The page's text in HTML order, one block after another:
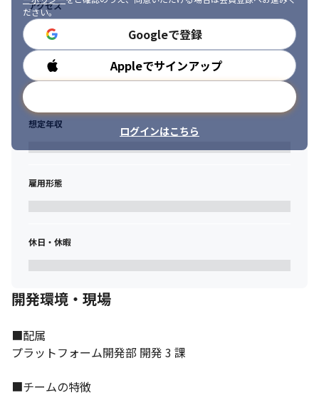
ださい。
Googleで登録
Appleでサインアップ
ログインはこちら
アクセス
勤務時間
想定年収
雇用形態
休日・休暇
開発環境・現場
■配属
プラットフォーム開発部 開発 3 課
■チームの特徴